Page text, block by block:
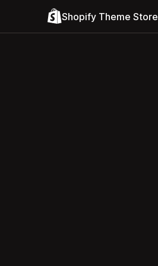
Shopify Theme Store